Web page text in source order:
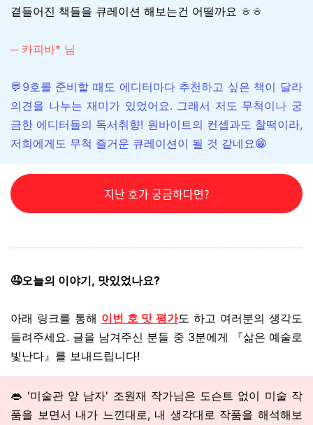
곁들어진 책들을 큐레이션 해보는건 어떨까요 ㅎㅎ
─ 카피바* 님
💬9호를 준비할 때도 에디터마다 추천하고 싶은 책이 달라
의견을 나누는 재미가 있었어요. 그래서 저도 무척이나 궁
금한 에디터들의 독서취향! 원바이트의 컨셉과도 찰떡이라,
저희에게도 무척 즐거운 큐레이션이 될 것 같네요😁
지난 호가 궁금하다면?
🤤오늘의 이야기, 맛있었나요?
아래 링크를 통해 이번 호 맛 평가도 하고 여러분의 생각도
들려주세요. 글을 남겨주신 분들 중 3분에게
『삶은 예술로
빛난다』를 보내드립니다!
👄 '미술관 앞 남자' 조원재 작가님은 도슨트 없이 미술 작
품을 보면서 내가 느낀대로, 내 생각대로 작품을 해석해보